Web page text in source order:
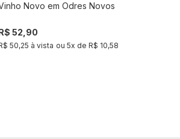
Novo em Odres Novos
52,90
50,25 à vista ou5x deR$ 10,58